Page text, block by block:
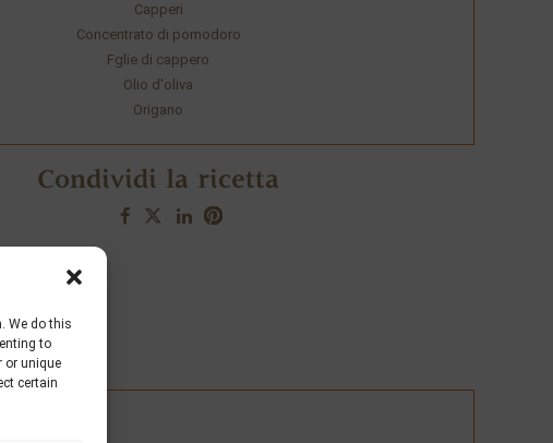
We do this
to
or unique
certain
Capperi
Concentrato di pomodoro
Fglie di cappero
Olio d'oliva
Origano
Condividi la ricetta